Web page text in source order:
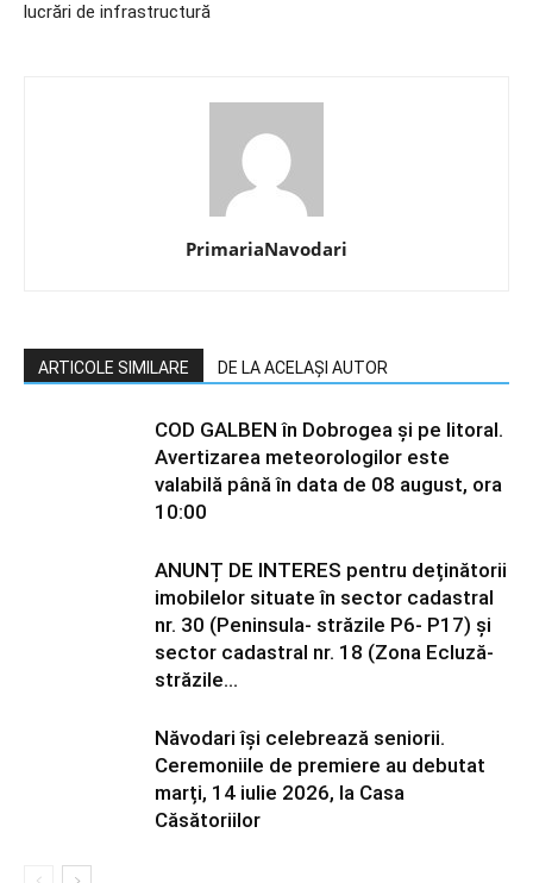
lucrări de infrastructură
PrimariaNavodari
ARTICOLE SIMILARE DE LA ACELAȘI AUTOR
COD GALBEN în Dobrogea și pe litoral.
Avertizarea meteorologilor este
valabilă până în data de 08 august, ora
10:00
ANUNȚ DE INTERES pentru deținătorii
imobilelor situate în sector cadastral
nr. 30 (Peninsula- străzile P6- P17) și
sector cadastral nr. 18 (Zona Ecluză-
străzile...
Năvodari își celebrează seniorii.
Ceremoniile de premiere au debutat
marți, 14 iulie 2026, la Casa
Căsătoriilor